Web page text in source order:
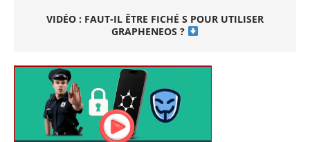
VIDÉO : FAUT-IL ÊTRE FICHÉ S POUR UTILISER
GRAPHENEOS ?